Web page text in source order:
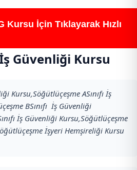
Kursu İçin Tıklayarak Hızlı
Güvenliği Kursu
Kursu,Söğütlüçeşme ASınıfı İş
BSınıfı İş Güvenliği
İş Güvenliği Kursu,Söğütlüçeşme
İşyeri Hemşireliği Kursu